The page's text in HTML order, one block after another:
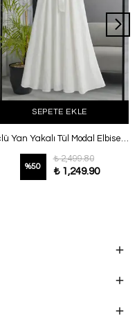
SEPETE EKLE
Üçlü Yan Yakalı Tül Modal Elbise Ekru
%50
₺ 2,499.80
₺ 1,249.90